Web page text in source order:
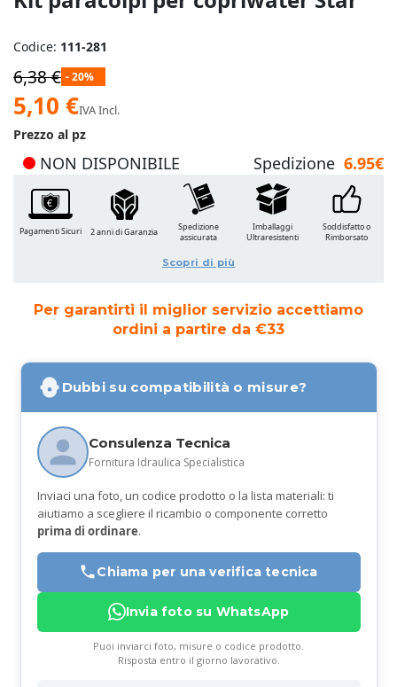
Codice: 111-281
6,38 € - 20%
Prezzo
speciale
5,10 €IVA Incl.
Prezzo al pz
NON DISPONIBILE Spedizione 6.95€
Per garantirti il miglior servizio accettiamo
ordini a partire da €33
Dubbi su compatibilità o misure?
Consulenza Tecnica
Fornitura Idraulica Specialistica
Inviaci una foto, un codice prodotto o la lista materiali: ti
aiutiamo a scegliere il ricambio o componente corretto
prima di ordinare.
Chiama per una verifica tecnica
Invia foto su WhatsApp
Puoi inviarci foto, misure o codice prodotto.
Risposta entro il giorno lavorativo.
Pagamenti Sicuri 2 anni di Garanzia
Spedizione
assicurata
Imballaggi
Ultraresistenti
Soddisfatto o
Rimborsato
Scopri di più